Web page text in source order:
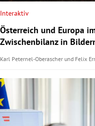
Interaktiv
Österreich und Europa
Zwischenbilanz in
Karl Peternel-Oberascher und Felix